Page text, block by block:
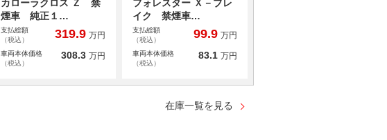
カローラクロス Ｚ 禁
煙車 純正１…
支払総額
（税込）
319.9 万円
車両本体価格
（税込）
308.3 万円
フォレスター Ｘ－ブレ
イク 禁煙車…
支払総額
（税込）
99.9 万円
車両本体価格
（税込）
83.1 万円
在庫一覧を見る